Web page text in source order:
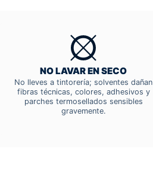
NO LAVAR EN SECO
No lleves a tintorería; solventes dañan
fibras técnicas, colores, adhesivos y
parches termosellados sensibles
gravemente.